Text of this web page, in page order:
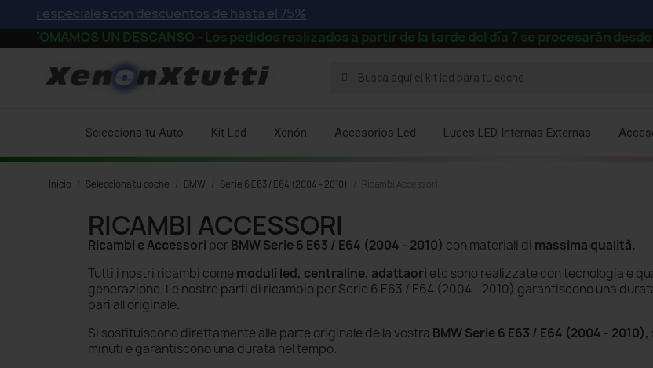
con descuentos de hasta el 75%
UN DESCANSO - Los pedidos realizados a partir de la tarde del día 7 se procesarán desde el 24 de
Selecciona tu Auto Kit Led Xenón Accesorios Led Luces LED Internas Externas
Inicio Selecciona tu coche BMW Serie 6 E63 / E64 (2004 - 2010) Ricambi Accessori
RICAMBI ACCESSORI
Ricambi e Accessori perBMW Serie 6 E63 / E64 (2004 - 2010) con materiali di massima qualità.
Tutti i nostri ricambi come moduli led, centraline, adattaori etc sono realizzate con tecnologia e
generazione. Le nostre parti di ricambio per Serie 6 E63 / E64 (2004 - 2010) garantiscono una
pari all originale.
Si sostituiscono direttamente alle parte originale della vostra BMW Serie 6 E63 / E64 (2004 - 2010),
minuti e garantiscono una durata nel tempo.